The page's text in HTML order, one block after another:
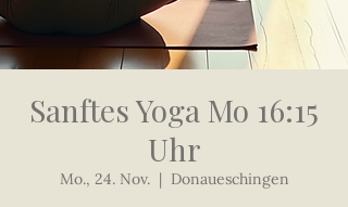
Sanftes Yoga Mo 16:15
Uhr
Mo., 24. Nov.
  |
Donaueschingen